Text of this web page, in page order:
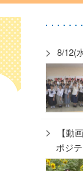
8/12(
【動
ポジ